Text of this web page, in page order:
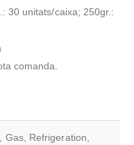
30 unitats/caixa; 250gr.:
comanda.
Gas, Refrigeration,